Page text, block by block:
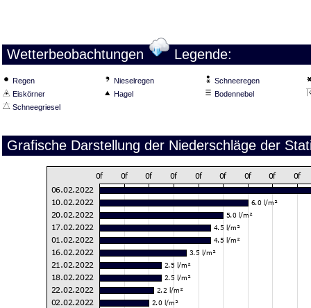
Wetterbeobachtungen Legende:
Regen Nieselregen
Schneeregen
Eiskörner
Hagel
Bodennebel
Schneegriesel
Grafische Darstellung der Niederschläge der